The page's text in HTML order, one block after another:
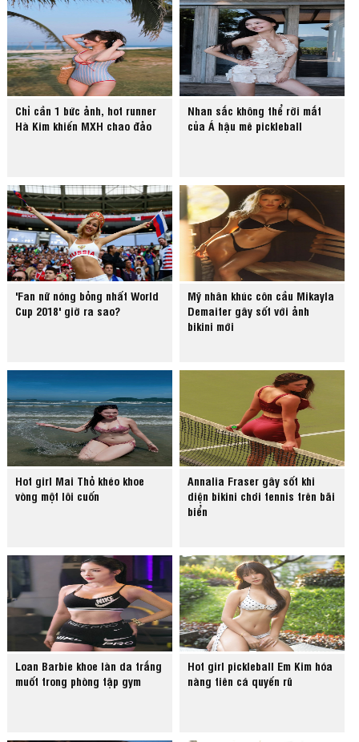
Chỉ cần 1 bức ảnh, hot runner
Hà Kim khiến MXH chao đảo
Nhan sắc không thể rời mắt
của Á hậu mê pickleball
'Fan nữ nóng bỏng nhất World
Cup 2018' giờ ra sao?
Mỹ nhân khúc côn cầu Mikayla
Demaiter gây sốt với ảnh
bikini mới
Hot girl Mai Thỏ khéo khoe
vòng một lôi cuốn
Annalia Fraser gây sốt khi
diện bikini chơi tennis trên bãi
biển
Loan Barbie khoe làn da trắng
muốt trong phòng tập gym
Hot girl pickleball Em Kim hóa
nàng tiên cá quyến rũ